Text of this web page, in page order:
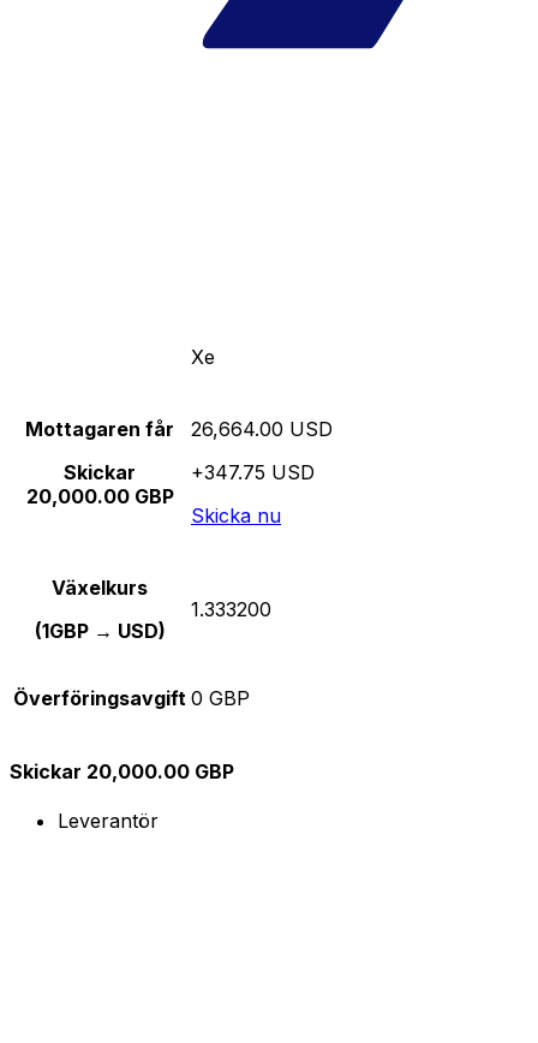
Xe
Mottagaren får
Skickar
20,000.00 GBP
26,664.00 USD
+347.75 USD
Skicka nu
Växelkurs
(1GBP → USD)
1.333200
Överföringsavgift 0 GBP
Skickar 20,000.00 GBP
Leverantör